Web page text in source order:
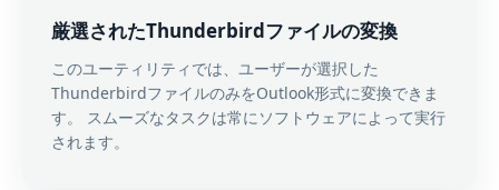
厳選されたThunderbirdファイルの変換
このユーティリティでは、ユーザーが選択した
ThunderbirdファイルのみをOutlook形式に変換できま
す。 スムーズなタスクは常にソフトウェアによって実行
されます。